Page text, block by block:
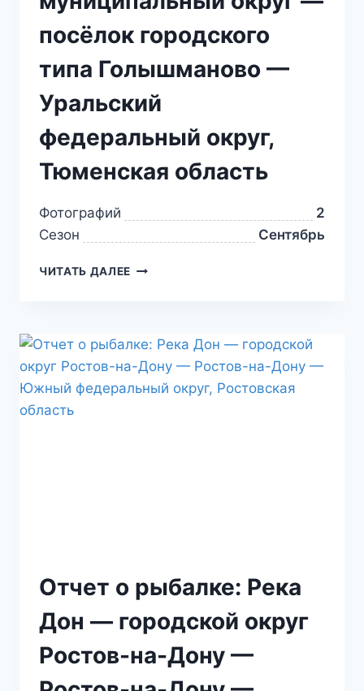
посёлок городского
типа Голышманово —
Уральский
федеральный округ,
Тюменская область
Фотографий
2
Сезон
Сентябрь
ЧИТАТЬ ДАЛЕЕ
Отчет о рыбалке: Река
Дон — городской округ
Ростов-на-Дону —